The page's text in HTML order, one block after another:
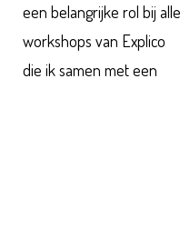
een belangrijke rol bij alle
workshops van Explico
die ik samen met een